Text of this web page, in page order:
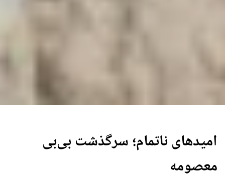
امیدهای ناتمام؛ سرگذشت بی‌بی
معصومه